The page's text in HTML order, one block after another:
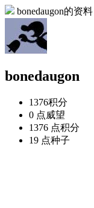
bonedaugon的资料
bonedaugon
1376积分
0 点威望
1376 点积分
19 点种子